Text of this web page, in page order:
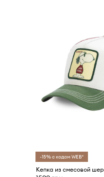
-15% с кодом WEB*